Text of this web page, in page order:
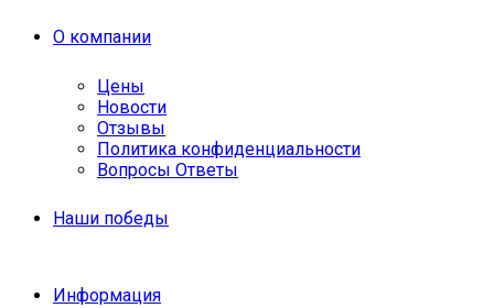
О компании
Цены
Новости
Отзывы
Политика конфиденциальности
Вопросы Ответы
Наши победы
Информация